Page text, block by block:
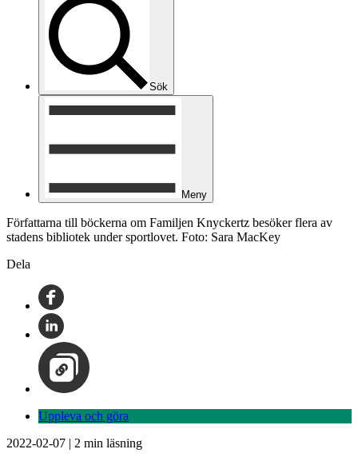
Sök
Meny
Författarna till böckerna om Familjen Knyckertz besöker flera av
stadens bibliotek under sportlovet. Foto: Sara MacKey
Dela
Uppleva och göra
2022-02-07 | 2 min läsning